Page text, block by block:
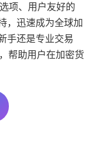
项、用户友好的
，迅速成为全球加
手还是专业交易
帮助用户在加密货